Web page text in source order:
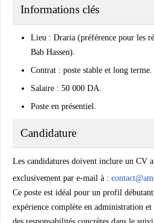
Informations clés
Lieu : Draria (préférence pour les
Bab Hassen).
Contrat : poste stable et long terme.
Salaire : 50 000 DA.
Poste en présentiel.
Candidature
Les candidatures doivent inclure un CV
exclusivement par e-mail à :
Ce poste est idéal pour un profil
expérience complète en administration